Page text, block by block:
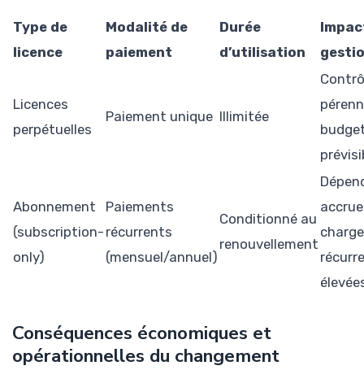
Type de
licence
Modalité de
paiement
Durée
d’utilisation
Licences
perpétuelles
Paiement unique Illimitée
Abonnement
(subscription-
only)
Paiements
récurrents
(mensuel/annuel)
Conditionné au
renouvellement
Conséquences économiques et
opérationnelles du changement